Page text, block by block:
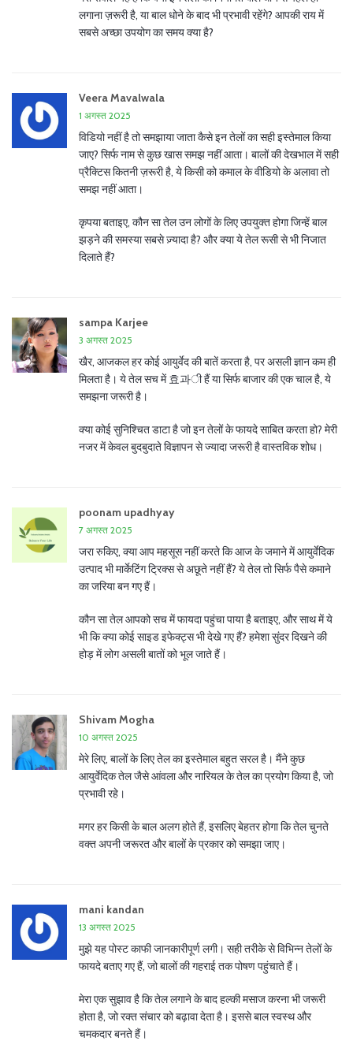
लगाना ज़रूरी है, या बाल धोने के बाद भी प्रभावी रहेंगे? आपकी राय में
सबसे अच्छा उपयोग का समय क्या है?
Veera Mavalwala
1 अगस्त 2025
विडियो नहीं है तो समझाया जाता कैसे इन तेलों का सही इस्तेमाल किया
जाए? सिर्फ नाम से कुछ खास समझ नहीं आता। बालों की देखभाल में सही
प्रैक्टिस कितनी ज़रूरी है, ये किसी को कमाल के वीडियो के अलावा तो
समझ नहीं आता।
कृपया बताइए, कौन सा तेल उन लोगों के लिए उपयुक्त होगा जिन्हें बाल
झड़ने की समस्या सबसे ज़्यादा है? और क्या ये तेल रूसी से भी निजात
दिलाते हैं?
sampa Karjee
3 अगस्त 2025
खैर, आजकल हर कोई आयुर्वेद की बातें करता है, पर असली ज्ञान कम ही
मिलता है। ये तेल सच में 효과ी हैं या सिर्फ बाजार की एक चाल है, ये
समझना जरूरी है।
क्या कोई सुनिश्चित डाटा है जो इन तेलों के फायदे साबित करता हो? मेरी
नजर में केवल बुदबुदाते विज्ञापन से ज्यादा जरूरी है वास्तविक शोध।
poonam upadhyay
7 अगस्त 2025
जरा रुकिए, क्या आप महसूस नहीं करते कि आज के जमाने में आयुर्वेदिक
उत्पाद भी मार्केटिंग ट्रिक्स से अछूते नहीं हैं? ये तेल तो सिर्फ पैसे कमाने
का जरिया बन गए हैं।
कौन सा तेल आपको सच में फायदा पहुंचा पाया है बताइए, और साथ में ये
भी कि क्या कोई साइड इफेक्ट्स भी देखे गए हैं? हमेशा सुंदर दिखने की
होड़ में लोग असली बातों को भूल जाते हैं।
Shivam Mogha
10 अगस्त 2025
मेरे लिए, बालों के लिए तेल का इस्तेमाल बहुत सरल है। मैंने कुछ
आयुर्वेदिक तेल जैसे आंवला और नारियल के तेल का प्रयोग किया है, जो
प्रभावी रहे।
मगर हर किसी के बाल अलग होते हैं, इसलिए बेहतर होगा कि तेल चुनते
वक्त अपनी जरूरत और बालों के प्रकार को समझा जाए।
mani kandan
13 अगस्त 2025
मुझे यह पोस्ट काफी जानकारीपूर्ण लगी। सही तरीके से विभिन्न तेलों के
फायदे बताए गए हैं, जो बालों की गहराई तक पोषण पहुंचाते हैं।
मेरा एक सुझाव है कि तेल लगाने के बाद हल्की मसाज करना भी जरूरी
होता है, जो रक्त संचार को बढ़ावा देता है। इससे बाल स्वस्थ और
चमकदार बनते हैं।